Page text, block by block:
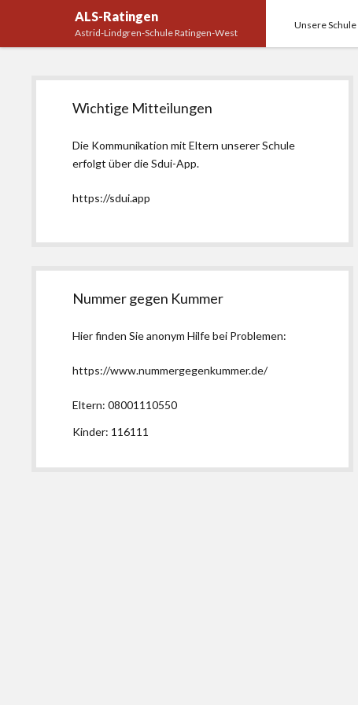
ALS-Ratingen
Astrid-Lindgren-Schule Ratingen-West
Unsere Schule
Seitenleiste
Wichtige Mitteilungen
Die Kommunikation mit Eltern unserer Schule
erfolgt über die Sdui-App.
https://sdui.app
Nummer gegen Kummer
Hier finden Sie anonym Hilfe bei Problemen:
https://www.nummergegenkummer.de/
Eltern: 08001110550
Kinder: 116111